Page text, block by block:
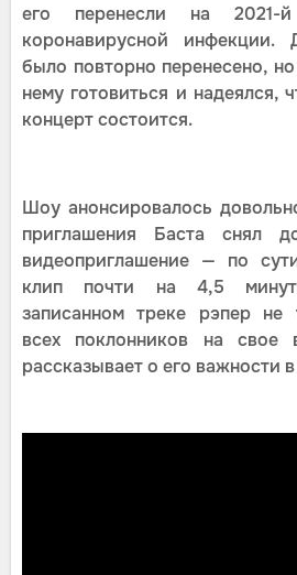
его перенесли на 2021-
коронавирусной инфекции.
было повторно перенесено, но
нему готовиться и надеялся,
концерт состоится.
Шоу анонсировалось
приглашения Баста снял
видеоприглашение — по
клип почти на 4,5
записанном треке рэпер не
всех поклонников на свое
рассказывает о его важности